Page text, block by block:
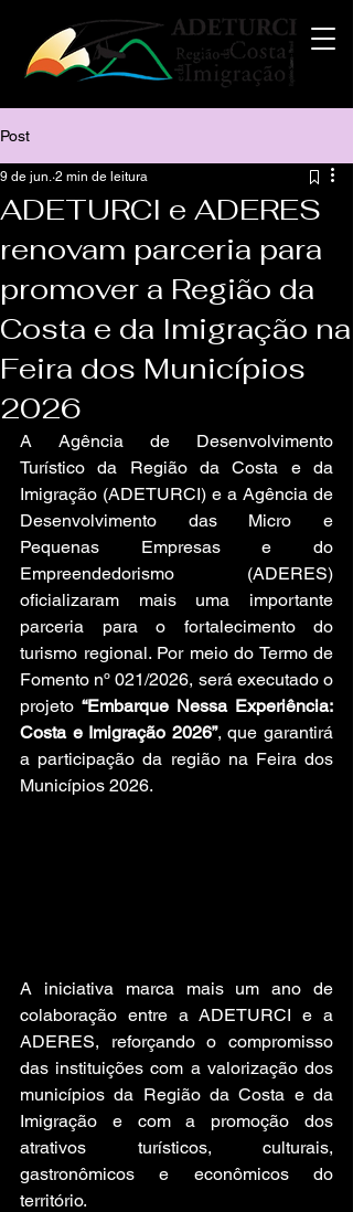
Post
ADETURCI e ADERES
renovam parceria para
promover a Região da
Costa e da Imigração na
Feira dos Municípios
2026
9 de jun. 2 min de leitura
A Agência de Desenvolvimento
Turístico da Região da Costa e da
Imigração (ADETURCI) e a Agência de
Desenvolvimento das Micro e
Pequenas Empresas e do
Empreendedorismo (ADERES)
oficializaram mais uma importante
parceria para o fortalecimento do
turismo regional. Por meio do Termo de
Fomento nº 021/2026, será executado o
projeto “Embarque Nessa Experiência:
Costa e Imigração 2026”, que garantirá
a participação da região na Feira dos
Municípios 2026.
A iniciativa marca mais um ano de
colaboração entre a ADETURCI e a
ADERES, reforçando o compromisso
das instituições com a valorização dos
municípios da Região da Costa e da
Imigração e com a promoção dos
atrativos turísticos, culturais,
gastronômicos e econômicos do
território.